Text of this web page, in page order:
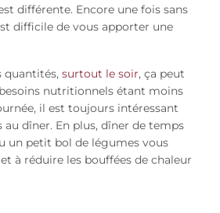
différente. Encore une fois sans
difficile de vous apporter une
quantités, surtout le soir, ça peut
nutritionnels étant moins
il est toujours intéressant
dîner. En plus, dîner de temps
un petit bol de légumes vous
à réduire les bouffées de chaleur